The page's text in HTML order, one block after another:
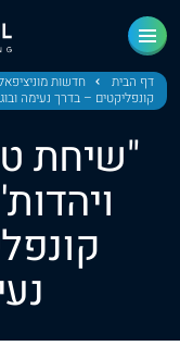
דף הבית חדשות
קונפליקטים – בדרך נעימה
"שיחת